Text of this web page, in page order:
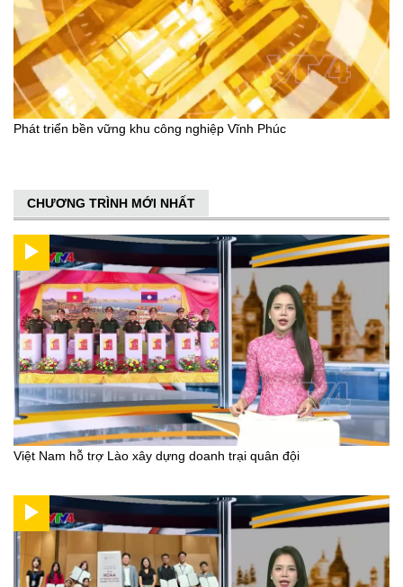
Phát triển bền vững khu công nghiệp Vĩnh Phúc
CHƯƠNG TRÌNH MỚI NHẤT
Việt Nam hỗ trợ Lào xây dựng doanh trại quân đội